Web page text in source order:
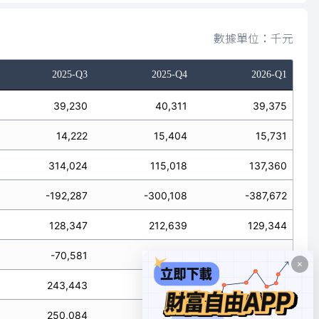
數據單位：千元
2025-Q3 2025-Q4 2026-Q1
39,230 40,311 39,375
14,222 15,404 15,731
314,024 115,018 137,360
-192,287 -300,108 -387,672
128,347 212,639 129,344
-70,581 -97,143
243,443 17,875 74,511
250,084 27,549 -120,968